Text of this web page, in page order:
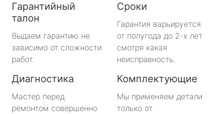
Гарантийный
талон
Выдаем гарантию не
зависимо от сложности
работ.
Сроки
Гарантия варьируется
от полугода до 2-х лет
смотря какая
неисправность.
Диагностика
Мастер перед
ремонтом совершенно
Комплектующие
Мы применяем детали
только от